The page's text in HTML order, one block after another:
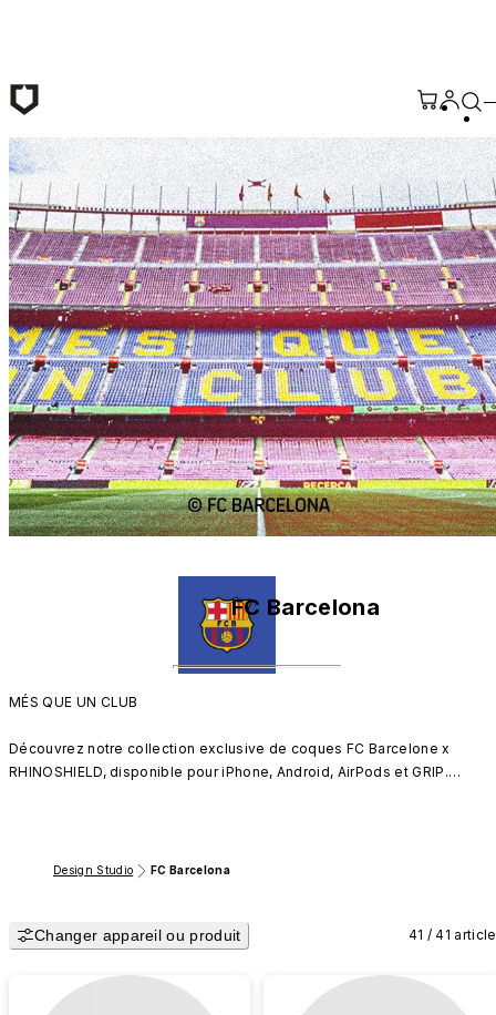
FC Barcelona
MÉS QUE UN CLUB
Découvrez notre collection exclusive de coques FC Barcelone x
RHINOSHIELD, disponible pour iPhone, Android, AirPods et GRIP.
emblématiques qui célèbrent l'héritage et la passion des blaugranas.
Design Studio FC Barcelona
Changer appareil ou produit 41 / 41